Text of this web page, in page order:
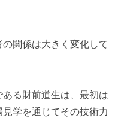
関係は大きく変化して
る財前道生は、最初は
学を通じてその技術力